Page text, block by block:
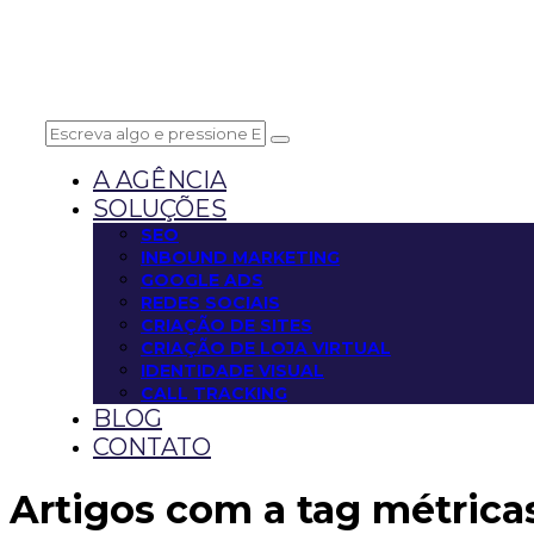
A AGÊNCIA
SOLUÇÕES
SEO
INBOUND MARKETING
GOOGLE ADS
REDES SOCIAIS
CRIAÇÃO DE SITES
CRIAÇÃO DE LOJA VIRTUAL
IDENTIDADE VISUAL
CALL TRACKING
BLOG
CONTATO
Artigos com a tag